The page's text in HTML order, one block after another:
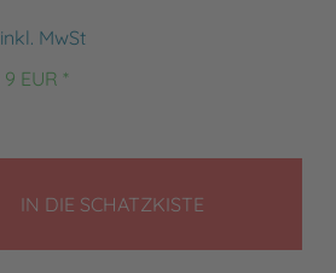
inkl. MwSt
EUR *
IN DIE SCHATZKISTELEGEN